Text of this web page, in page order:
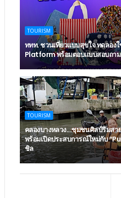
TOURISM
ททท. ชวนเที่ยวแบบสุขใจ ทดลอ
Platform พร้อมตอบแบบสอบถาม
TOURISM
คลองบางหลวง...ชุมชนศิลป์ริมสา
พร้อมเปิดประสบการณ์ใหม่กับ
ชิล